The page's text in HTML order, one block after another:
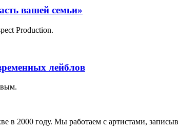
вашей семьи»
Production.
лейблов
в 2000 году. Мы работаем с артистами,